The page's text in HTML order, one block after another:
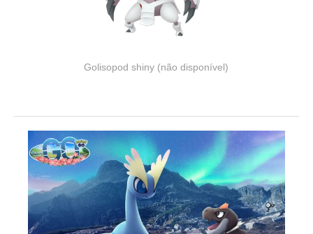
Golisopod shiny (não disponível)